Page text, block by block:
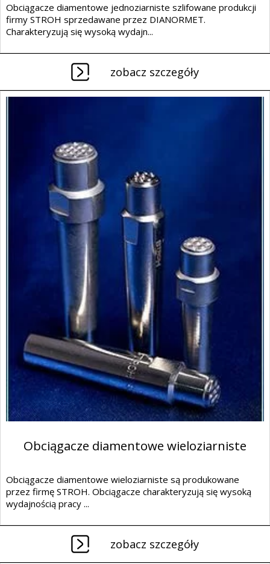
Obciągacze diamentowe jednoziarniste szlifowane produkcji
firmy STROH sprzedawane przez DIANORMET.
Charakteryzują się wysoką wydajn...
zobacz szczegóły
Obciągacze diamentowe wieloziarniste
Obciągacze diamentowe wieloziarniste są produkowane
przez firmę STROH. Obciągacze charakteryzują się wysoką
wydajnością pracy ...
zobacz szczegóły